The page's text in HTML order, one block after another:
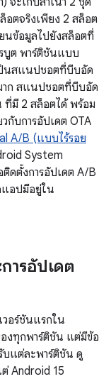
ตจริงเพียง 2 สล็อต
นข้อมูลไปยังสล็อตที่
บูต พาร์ติชันแบบ
ป็นสแนปชอตที่บีบอัด
าก สแนปชอตที่บีบอัด
ที่มี 2 สล็อตได้ พร้อม
กับการอัปเดต OTA
A/B (แบบไร้รอย
System
ติดตั้งการอัปเดต A/B
แอปมีอยู่ใน
ารอัปเดต
วอร์ชันแรกใน
งทุกพาร์ติชัน แต่มีข้อ
บแต่ละพาร์ติชัน ดู
Android 15